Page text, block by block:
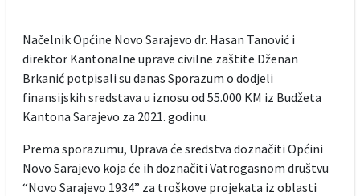
Načelnik Općine Novo Sarajevo dr. Hasan Tanović i
direktor Kantonalne uprave civilne zaštite Dženan
Brkanić potpisali su danas Sporazum o dodjeli
finansijskih sredstava u iznosu od 55.000 KM iz Budžeta
Kantona Sarajevo za 2021. godinu.
Prema sporazumu, Uprava će sredstva doznačiti Općini
Novo Sarajevo koja će ih doznačiti Vatrogasnom društvu
“Novo Sarajevo 1934” za troškove projekata iz oblasti